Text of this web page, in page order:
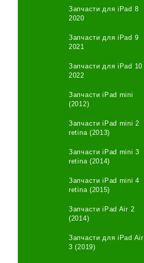
Запчасти для iPad 8
2020
Запчасти для iPad 9
2021
Запчасти для iPad 10
2022
Запчасти iPad mini
(2012)
Запчасти iPad mini 2
retina (2013)
Запчасти iPad mini 3
retina (2014)
Запчасти iPad mini 4
retina (2015)
Запчасти iPad Air 2
(2014)
Запчасти для iPad Air
3 (2019)